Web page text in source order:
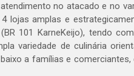
no atacado e no
lojas amplas e
101 KarneKeijo), tendo
variedade de culinária
a famílias e